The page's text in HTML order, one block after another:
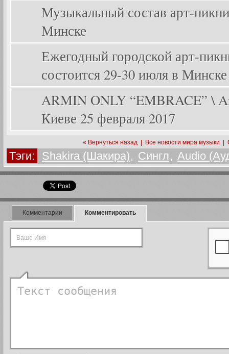
Музыкальный состав арт-
Минске
Ежегодный городской арт-
состоится 29-30 июля в Минске
ARMIN ONLY “EMBRACE” \
Киеве 25 февраля 2017
« Вернуться назад Все новости мира музыки
Тэги: Shakira (Шакира), Сингл , Audio
Комментарии Комментировать